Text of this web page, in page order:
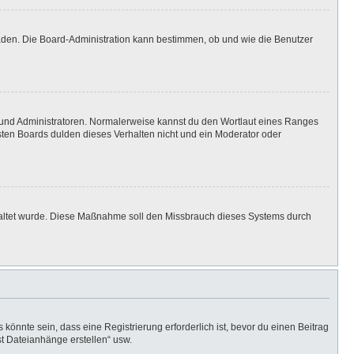
Die Board-Administration kann bestimmen, ob und wie die Benutzer
Administratoren. Normalerweise kannst du den Wortlaut eines Ranges
Boards dulden dieses Verhalten nicht und ein Moderator oder
wurde. Diese Maßnahme soll den Missbrauch dieses Systems durch
könnte sein, dass eine Registrierung erforderlich ist, bevor du einen Beitrag
Dateianhänge erstellen“ usw.